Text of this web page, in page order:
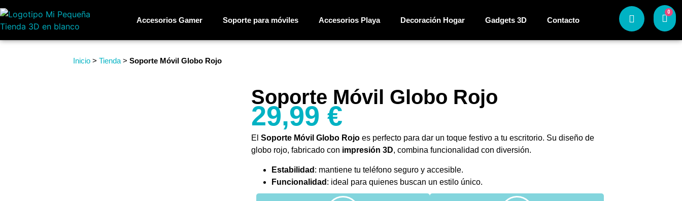
Accesorios Gamer Soporte para móviles Accesorios Playa Decoración Hogar Gadgets 3D Contacto
0
Inicio >Tienda >Soporte Móvil Globo Rojo
Soporte Móvil Globo Rojo
29,99€
ElSoporte Móvil Globo Rojo es perfecto para dar un toque festivo a tu escritorio. Su diseño de
globo rojo, fabricado con impresión 3D, combina funcionalidad con diversión.
Estabilidad : mantiene tu teléfono seguro y accesible.
Funcionalidad : ideal para quienes buscan un estilo único.